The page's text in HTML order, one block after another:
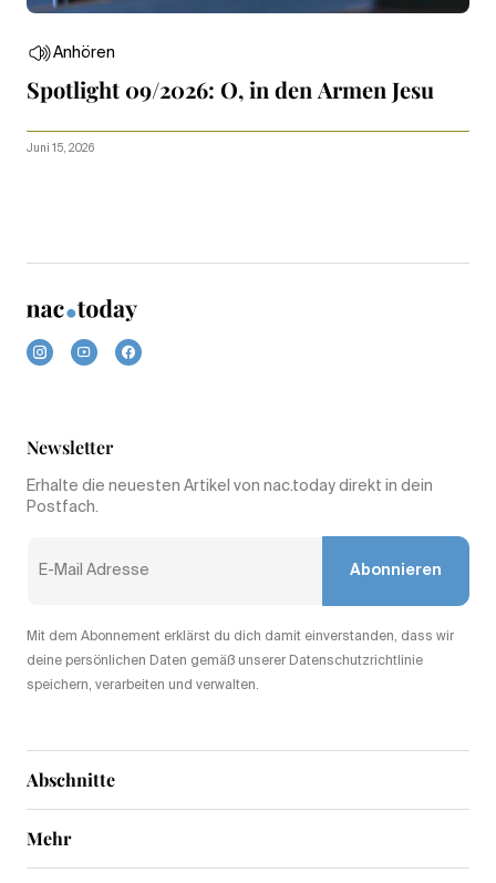
Anhören
Spotlight 09/2026: O, in den Armen Jesu
Juni 15, 2026
Abschnitte
Mehr
Newsletter
Erhalte die neuesten Artikel von nac.today direkt in dein
Postfach.
Abonnieren
Mit dem Abonnement erklärst du dich damit einverstanden, dass wir
deine persönlichen Daten gemäß unserer Datenschutzrichtlinie
speichern, verarbeiten und verwalten.